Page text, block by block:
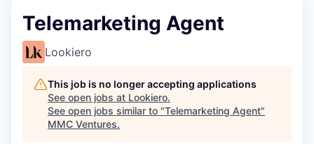
Telemarketing Agent
Lookiero
This job is no longer accepting applications
See open jobs at Lookiero.
See open jobs similar to "Telemarketing Agent"
MMC Ventures.